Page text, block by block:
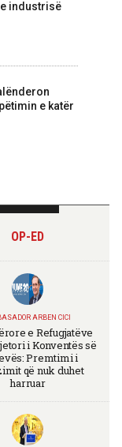
industrisë
e katër
OP-ED
ARBEN CICI
e Refugjatëve
i Konventës së
Premtimi i
që nuk duhet
harruar